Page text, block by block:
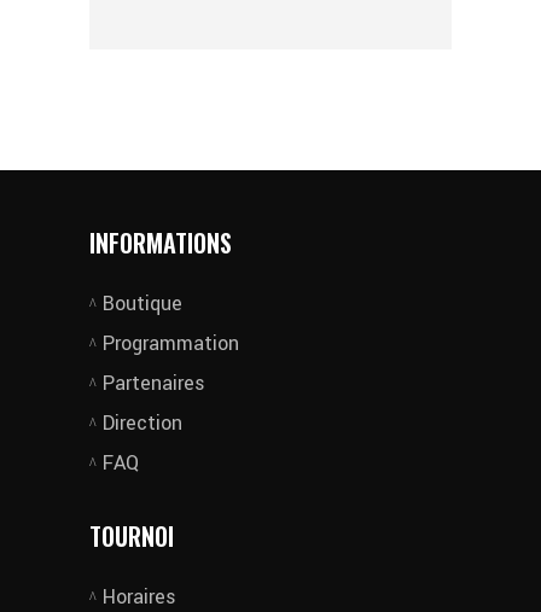
INFORMATIONS
Boutique
Programmation
Partenaires
Direction
FAQ
TOURNOI
Horaires